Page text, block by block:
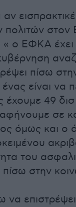
πολιτών
« ο ΕΦΚΑ
πίσω
είναι να
έχουμε 49
αφήνουμε σε
όμως και ο
του
πίσω στην
να